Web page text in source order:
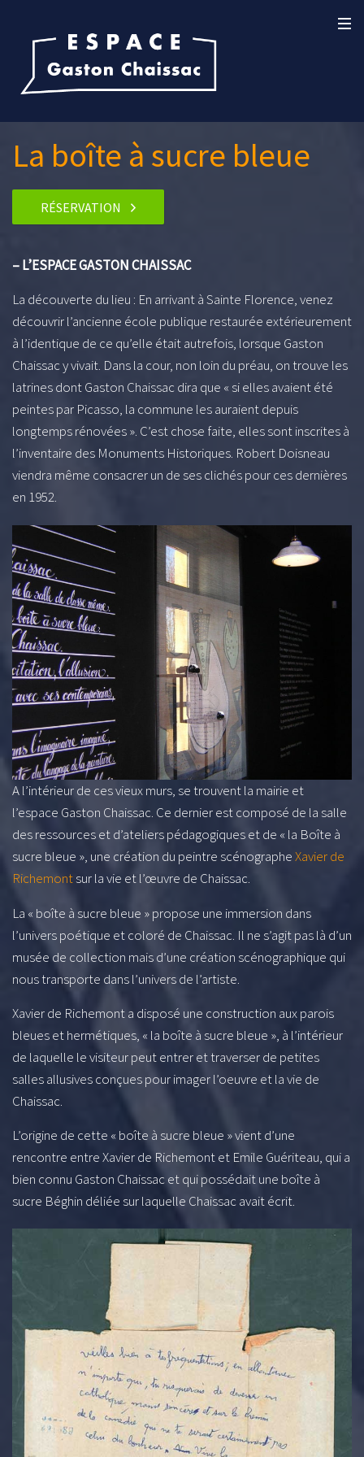
La boîte à sucre bleue
RÉSERVATION
– L’ESPACE GASTON CHAISSAC
La découverte du lieu : En arrivant à Sainte Florence, venez
découvrir l’ancienne école publique restaurée extérieurement
à l’identique de ce qu’elle était autrefois, lorsque Gaston
Chaissac y vivait. Dans la cour, non loin du préau, on trouve les
latrines dont Gaston Chaissac dira que « si elles avaient été
peintes par Picasso, la commune les auraient depuis
longtemps rénovées ». C’est chose faite, elles sont inscrites à
l’inventaire des Monuments Historiques. Robert Doisneau
viendra même consacrer un de ses clichés pour ces dernières
en 1952.
A l’intérieur de ces vieux murs, se trouvent la mairie et
l’espace Gaston Chaissac. Ce dernier est composé de la salle
des ressources et d’ateliers pédagogiques et de « la Boîte à
sucre bleue », une création du peintre scénographeXavier de
Richemontsur la vie et l’œuvre de Chaissac.
La « boîte à sucre bleue » propose une immersion dans
l’univers poétique et coloré de Chaissac. Il ne s’agit pas là d’un
musée de collection mais d’une création scénographique qui
nous transporte dans l’univers de l’artiste.
Xavier de Richemont a disposé une construction aux parois
bleues et hermétiques, « la boîte à sucre bleue », à l’intérieur
de laquelle le visiteur peut entrer et traverser de petites
salles allusives conçues pour imager l’oeuvre et la vie de
Chaissac.
L’origine de cette « boîte à sucre bleue » vient d’une
rencontre entre Xavier de Richemont et Emile Guériteau, qui a
bien connu Gaston Chaissac et qui possédait une boîte à
sucre Béghin déliée sur laquelle Chaissac avait écrit.